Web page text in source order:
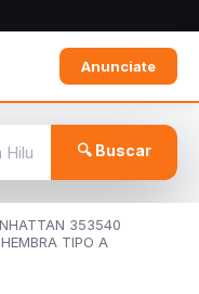
Anunciate
🔍 Buscar
353540
TIPO A